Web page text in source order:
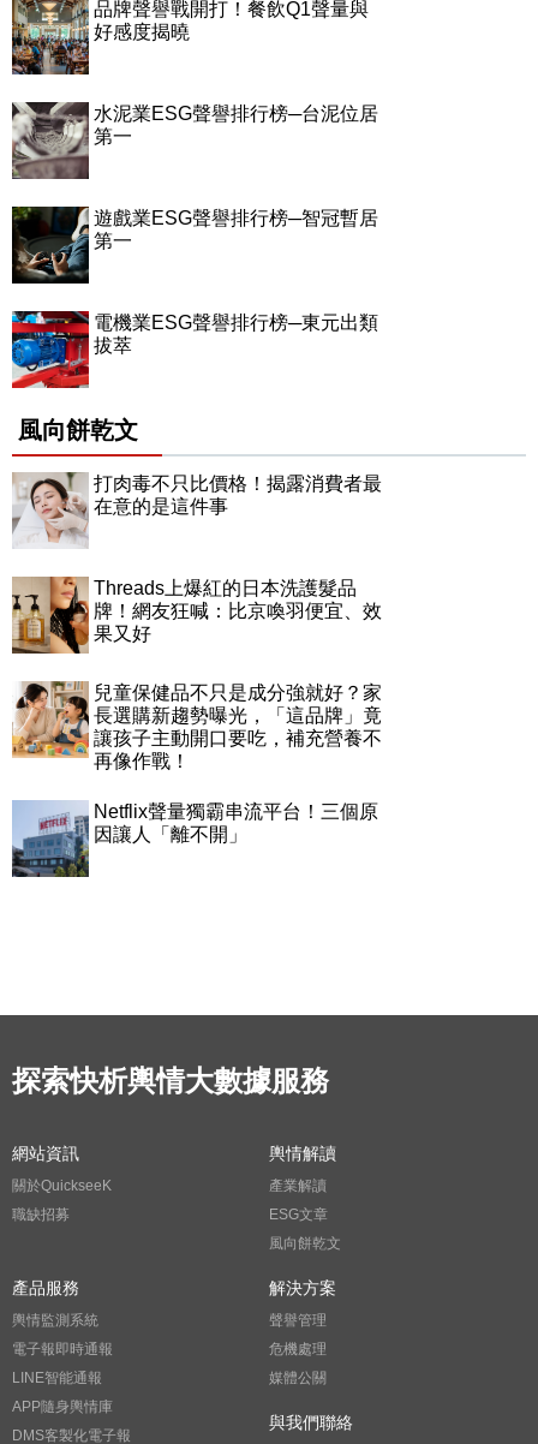
品牌聲譽戰開打！餐飲Q1聲量與
好感度揭曉
水泥業ESG聲譽排行榜─台泥位居
第一
遊戲業ESG聲譽排行榜─智冠暫居
第一
電機業ESG聲譽排行榜─東元出類
拔萃
風向餅乾文
打肉毒不只比價格！揭露消費者最
在意的是這件事
Threads上爆紅的日本洗護髮品
牌！網友狂喊：比京喚羽便宜、效
果又好
兒童保健品不只是成分強就好？家
長選購新趨勢曝光，「這品牌」竟
讓孩子主動開口要吃，補充營養不
再像作戰！
Netflix聲量獨霸串流平台！三個原
因讓人「離不開」
探索快析輿情大數據服務
網站資訊
關於QuickseeK
職缺招募
輿情解讀
產業解讀
ESG文章
風向餅乾文
產品服務
輿情監測系統
電子報即時通報
LINE智能通報
APP隨身輿情庫
DMS客製化電子報
解決方案
聲譽管理
危機處理
媒體公關
與我們聯絡